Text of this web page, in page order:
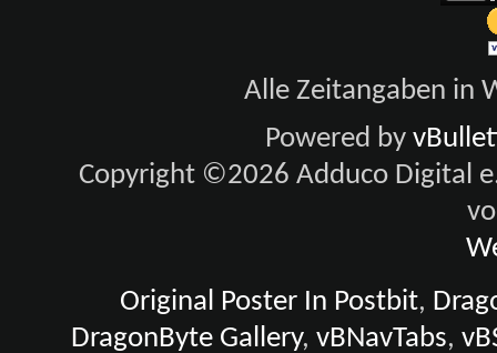
Alle Zeitangaben in
Powered by
Copyright ©2026 Adduco Digital
Original Poster In Postbit,
DragonByte Gallery,vBNavTabs,